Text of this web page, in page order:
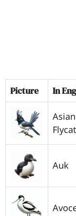
Picture In
Auk